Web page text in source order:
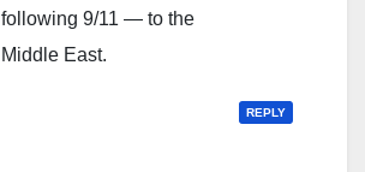
following 9/11 — to the
Middle East.
REPLY